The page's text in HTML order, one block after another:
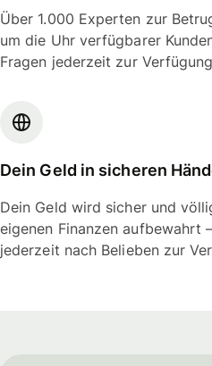
Über 1.000 Experten zur
um die Uhr verfügbarer
Fragen jederzeit zur
Dein Geld in sicheren
Dein Geld wird sicher und
eigenen Finanzen aufbewahrt
jederzeit nach Belieben zur